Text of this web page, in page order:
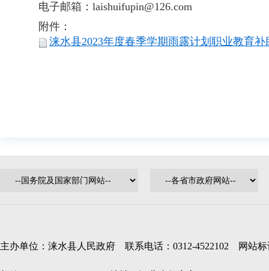
电子邮箱：laishuifupin@126.com
附件 ：
涞水县2023年度春季学期雨露计划职业教育
主办单位：涞水县人民政府 联系电话：0312-4522102 网站标